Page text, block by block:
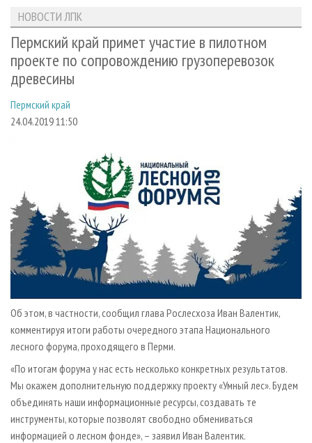
ЛЕСОЗАГОТОВКА
ЛЕСОПИЛЕНИЕ
ДЕРЕВООБРАБОТКА
СУШКА ДРЕВЕСИНЫ
ПРОИЗВОДСТВО ДРЕВЕСНЫХ ПЛИТ
ПРОИЗВОДСТВО МЕБЕЛИ
БИОЭНЕРГЕТИКА
ЦБП
ИНСТРУМЕНТ И МАТЕРИАЛЫ
НОВОСТИ ЛПК
НОВОСТИ ЖУРНАЛА
НОВОСТИ КОМПАНИЙ
ПРОЕКТЫ ЛПИ
АНАЛИТИКА
ПРЕДПРИЯТИЯ ЛПК
ЛЕСНЫЕ РЕГИОНЫ РОССИИ
ПЕРСОНЫ
МОБИЛЬНЫЕ ВЫСТАВКИ
ПРИОРИТЕТНЫЕ ИНВЕСТПРОЕКТЫ
RUSSIAN FORESTRY REVIEW
ГАЗЕТА ЛЕСПРОМФОРУМ
БИБЛИОТЕКА СПЕЦИАЛИСТА
АРХИВ ЖУРНАЛОВ
СТАТЬИ
О ЖУРНАЛЕ
ПОДПИСКА
КОНТАКТЫ
РЕКЛАМОДАТЕЛЯМ
РЕКЛАМА
РЕКЛАМА НА САЙТЕ
НОВОСТИ ЛПК
Пермский край примет участие в пилотном
проекте по сопровождению грузоперевозок
древесины
Пермский край
24.04.2019 11:50
Об этом, в частности, сообщил глава Рослесхоза Иван Валентик,
комментируя итоги работы очередного этапа Национального
лесного форума, проходящего в Перми.
«По итогам форума у нас есть несколько конкретных результатов.
Мы окажем дополнительную поддержку проекту «Умный лес». Будем
объединять наши информационные ресурсы, создавать те
инструменты, которые позволят свободно обмениваться
информацией о лесном фонде», – заявил Иван Валентик.